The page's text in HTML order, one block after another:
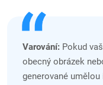
Varování: Pokud
obecný obrázek
generované